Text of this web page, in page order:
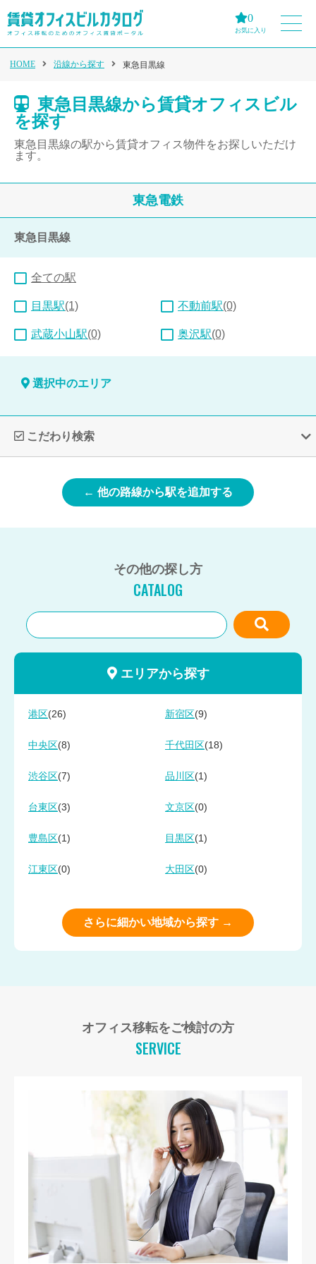
0
お気に入り
HOME 沿線から探す 東急目黒線
東急目黒線から賃貸オフィスビル
を探す
東急目黒線の駅から賃貸オフィス物件をお探しいただけ
ます。
東急電鉄
東急目黒線
全ての駅
目黒駅(1) 不動前駅(0)
武蔵小山駅(0) 奥沢駅(0)
選択中のエリア
こだわり検索
← 他の路線から駅を追加する
その他の探し方
CATALOG
エリアから探す
港区 (26) 新宿区 (9)
中央区 (8) 千代田区 (18)
渋谷区 (7) 品川区 (1)
台東区 (3) 文京区 (0)
豊島区 (1) 目黒区 (1)
江東区 (0) 大田区 (0)
さらに細かい地域から探す →
オフィス移転をご検討の方
SERVICE